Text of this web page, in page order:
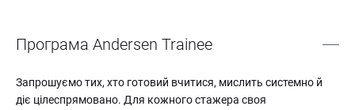
Програма Andersen Trainee
Запрошуємо тих, хто готовий вчитися, мислить системно й
діє цілеспрямовано. Для кожного стажера своя